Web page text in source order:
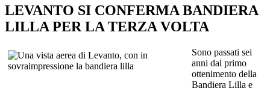
LEVANTO SI CONFERMA BANDIERA
LILLA PER LA TERZA VOLTA
Sono passati sei
anni dal primo
ottenimento della
Bandiera Lilla e